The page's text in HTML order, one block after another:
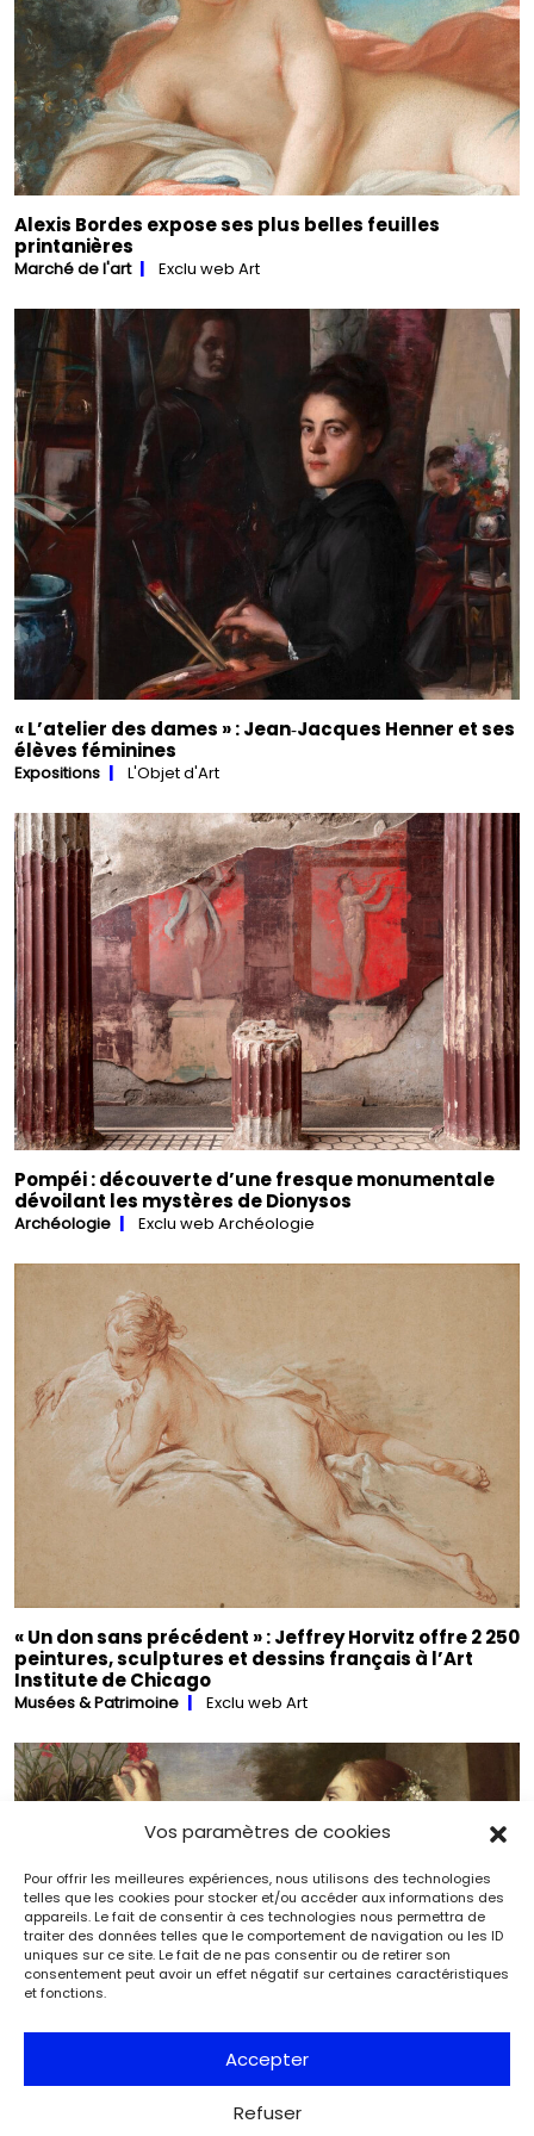
Vos paramètres de cookies
Pour offrir les meilleures expériences, nous utilisons des technologies
telles que les cookies pour stocker et/ou accéder aux informations des
appareils. Le fait de consentir à ces technologies nous permettra de
traiter des données telles que le comportement de navigation ou les ID
uniques sur ce site. Le fait de ne pas consentir ou de retirer son
consentement peut avoir un effet négatif sur certaines caractéristiques
et fonctions.
Accepter
Refuser
Alexis Bordes expose ses plus belles feuilles
printanières
Marché de l'art Exclu web Art
« L’atelier des dames » : Jean‑Jacques Henner et ses
élèves féminines
Expositions L'Objet d'Art
Pompéi : découverte d’une fresque monumentale
dévoilant les mystères de Dionysos
Archéologie Exclu web Archéologie
« Un don sans précédent » : Jeffrey Horvitz offre 2 250
peintures, sculptures et dessins français à l’Art
Institute de Chicago
Musées & Patrimoine Exclu web Art